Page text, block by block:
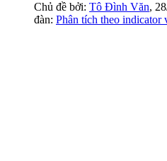
Chủ đề bởi: Tô Đình Văn,
đàn: Phân tích theo indicator